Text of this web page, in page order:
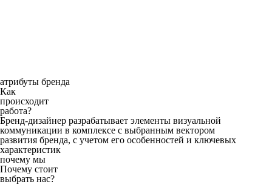
атрибуты бренда
Как
происходит
работа?
Бренд-дизайнер разрабатывает элементы визуальной
коммуникации в комплексе с выбранным вектором
развития бренда, с учетом его особенностей и ключевых
характеристик
почему мы
Почему стоит
выбрать нас?